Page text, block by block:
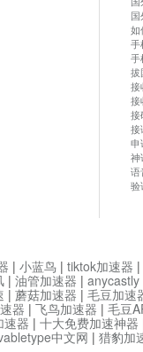
如
手
手
拔
接
接
接
接
申
神
语
验
| 小蓝鸟 | tiktok加速器 |
| 油管加速器 | anycastly
| 蘑菇加速器 | 毛豆加速
器 | 飞鸟加速器 | 毛豆
速器 | 十大免费加速神器
中文网 | 猎豹加